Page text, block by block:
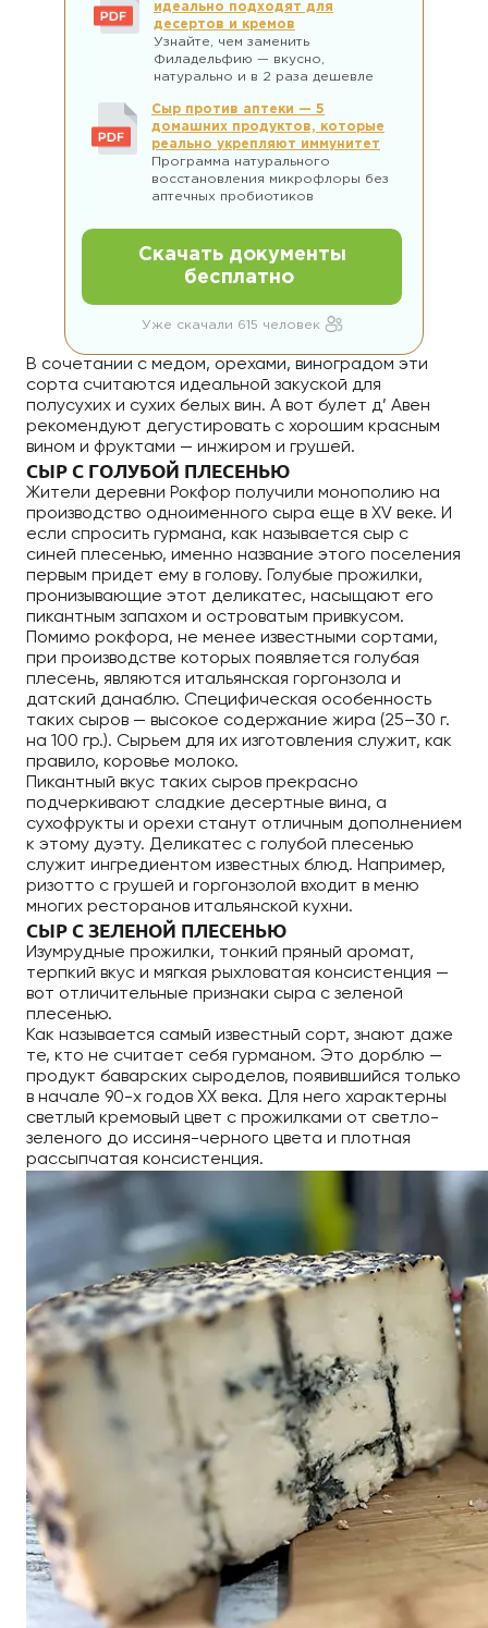
идеально подходят для
десертов и кремов
Узнайте, чем заменить
Филадельфию — вкусно,
натурально и в 2 раза дешевле
Сыр против аптеки — 5
домашних продуктов, которые
реально укрепляют иммунитет
Программа натурального
восстановления микрофлоры без
аптечных пробиотиков
Скачать документы
бесплатно
Уже скачали 615 человек
В сочетании с медом, орехами, виноградом эти
сорта считаются идеальной закуской для
полусухих и сухих белых вин. А вот булет д’ Авен
рекомендуют дегустировать с хорошим красным
вином и фруктами — инжиром и грушей.
СЫР С ГОЛУБОЙ ПЛЕСЕНЬЮ
Жители деревни Рокфор получили монополию на
производство одноименного сыра еще в XV веке. И
если спросить гурмана, как называется сыр с
синей плесенью, именно название этого поселения
первым придет ему в голову. Голубые прожилки,
пронизывающие этот деликатес, насыщают его
пикантным запахом и островатым привкусом.
Помимо рокфора, не менее известными сортами,
при производстве которых появляется голубая
плесень, являются итальянская горгонзола и
датский данаблю. Специфическая особенность
таких сыров — высокое содержание жира (25–30 г.
на 100 гр.). Сырьем для их изготовления служит, как
правило, коровье молоко.
Пикантный вкус таких сыров прекрасно
подчеркивают сладкие десертные вина, а
сухофрукты и орехи станут отличным дополнением
к этому дуэту. Деликатес с голубой плесенью
служит ингредиентом известных блюд. Например,
ризотто с грушей и горгонзолой входит в меню
многих ресторанов итальянской кухни.
СЫР С ЗЕЛЕНОЙ ПЛЕСЕНЬЮ
Изумрудные прожилки, тонкий пряный аромат,
терпкий вкус и мягкая рыхловатая консистенция —
вот отличительные признаки сыра с зеленой
плесенью.
Как называется самый известный сорт, знают даже
те, кто не считает себя гурманом. Это дорблю —
продукт баварских сыроделов, появившийся только
в начале 90-х годов XX века. Для него характерны
светлый кремовый цвет с прожилками от светло-
зеленого до иссиня-черного цвета и плотная
рассыпчатая консистенция.